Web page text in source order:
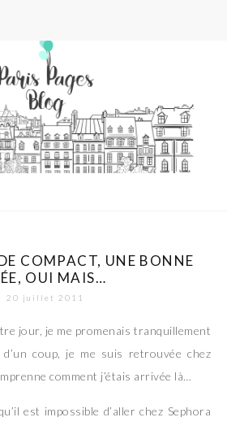
pages
blog
COMPACT, UNE BONNE
OUI MAIS…
20 juillet 2011
jour, je me promenais tranquillement
coup, je me suis retrouvée chez
comment j’étais arrivée là…
est impossible d’aller chez Sephora